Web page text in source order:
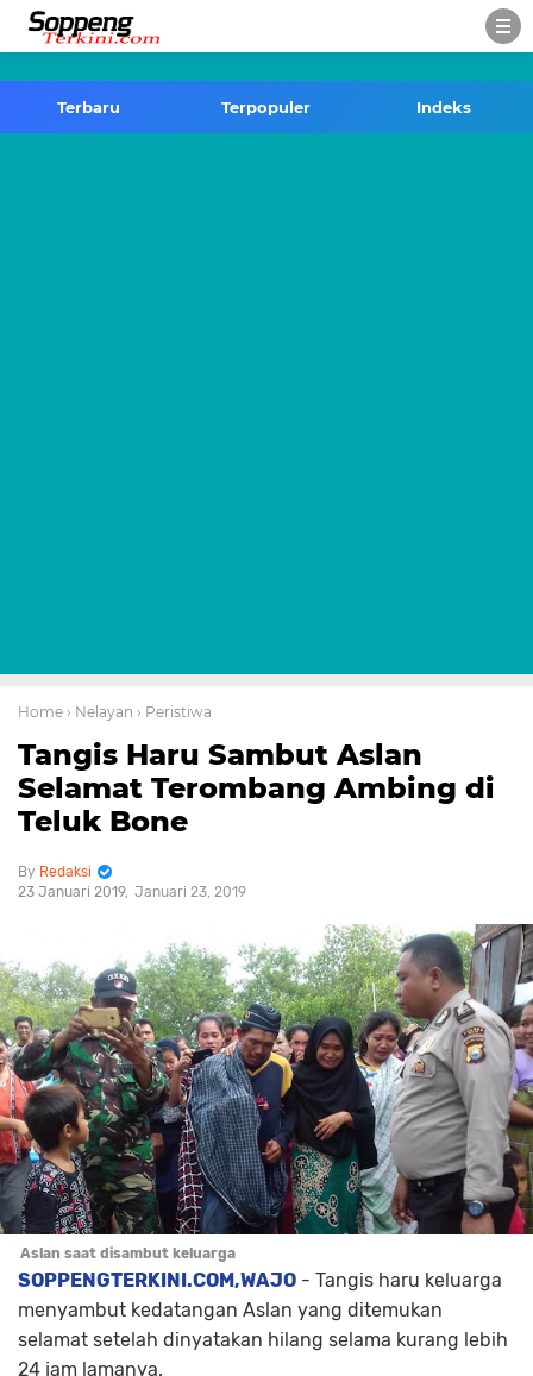
Terbaru Terpopuler Indeks
Home › Nelayan › Peristiwa
Tangis Haru Sambut Aslan
Selamat Terombang Ambing di
Teluk Bone
Redaksi
23 Januari 2019 Januari 23, 2019
Aslan saat disambut keluarga
SOPPENGTERKINI.COM,WAJO - Tangis haru keluarga
menyambut kedatangan Aslan yang ditemukan
selamat setelah dinyatakan hilang selama kurang lebih
24 jam lamanya.